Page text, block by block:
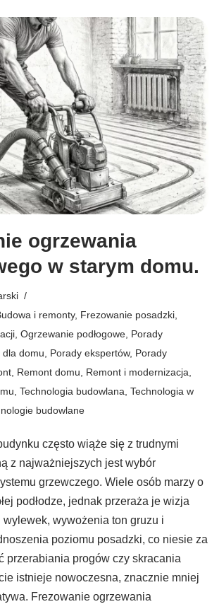
ogrzewania
w starym domu.
i remonty, Frezowanie posadzki
Ogrzewanie podłogowe Porady
dla domu Porady ekspertów, Porady
Remont domu Remont i modernizacja
Technologia budowlana Technologia w
budowlane
często wiąże się z trudnymi
z najważniejszych jest wybór
grzewczego. Wiele osób marzy o
podłodze, jednak przeraża je wizja
wywożenia ton gruzu i
poziomu posadzki, co niesie za
przerabiania progów czy skracania
istnieje nowoczesna, znacznie mniej
Frezowanie ogrzewania